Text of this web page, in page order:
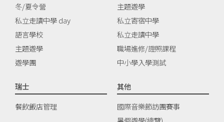
冬/夏令營
私立走讀中學 day
語言學校
主題遊學
遊學團
主題遊學
私立寄宿中學
私立走讀中學
職場進修/證照課程
中小學入學測試
瑞士
餐飲飯店管理
其他
國際音樂節訪團賽事